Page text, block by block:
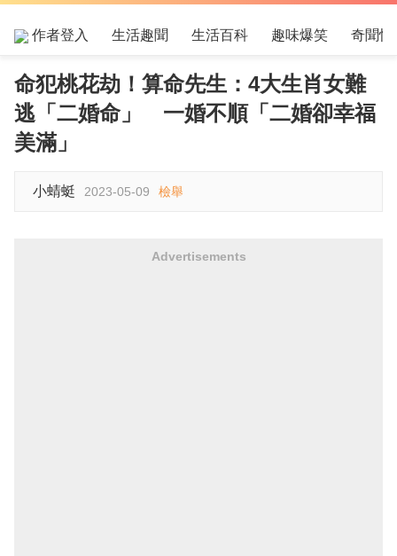
作者登入 生活趣聞 生活百科 趣味爆笑 奇聞怪
命犯桃花劫！算命先生：4大生肖女難
逃「二婚命」 一婚不順「二婚卻幸福
美滿」
小蜻蜓 2023-05-09 檢舉
Advertisements